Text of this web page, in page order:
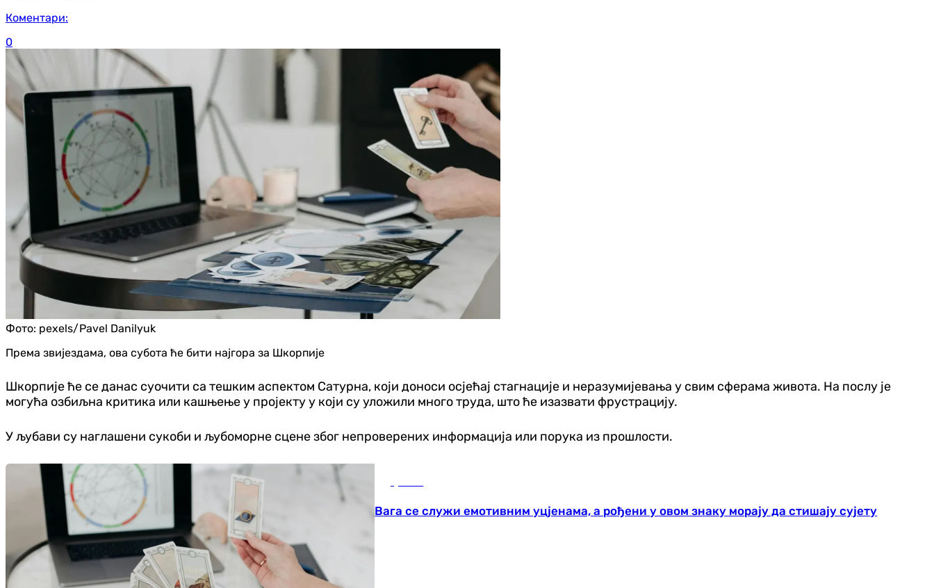
Коментари:
0
Фото: pexels/Pavel Danilyuk
Према звијездама, ова субота ће бити најгора за Шкорпије
Шкорпије ће се данас суочити са тешким аспектом Сатурна, који доноси осјећај стагнације и неразумијевања у свим сферама живота. На послу је
могућа озбиљна критика или кашњење у пројекту у који су уложили много труда, што ће изазвати фрустрацију.
У љубави су наглашени сукоби и љубоморне сцене због непроверених информација или порука из прошлости.
Вага се служи емотивним уцјенама, а рођени у овом знаку морају да стишају сујету